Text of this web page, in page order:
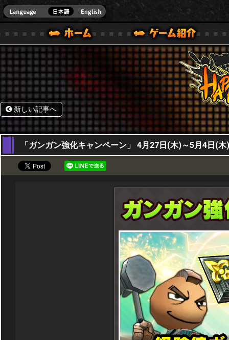
ONE VER.]
ガイド
ル｜HAPPY WARS(ハッピーウォーズ)公式サイト [ XBOX 360,XBOX ONE VER.]
サポート | HAPPY WARS(ハッピーウォーズ)公式サイ
新しい記事へ
27,04,2023
「ガンガン強化キャンペーン」 4月27日(木)～5月4日(木)